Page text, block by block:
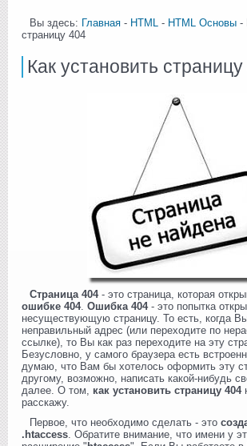
Вы здесь: Главная - HTML - HTML Основы -
страницу 404
Как установить
Страница 404- это страница, которая
ошибке 404. Ошибка 404- это попытка
несуществующую страницу. То есть, когда
неправильный адрес (или переходите по
ссылке), то Вы как раз переходите на эту
Безусловно, у самого браузера есть
думаю, что Вам бы хотелось оформить эту
другому, возможно, написать какой-нибудь
далее. О том, как установить страницу 404
расскажу.
Первое, что необходимо сделать - это
.htaccess . Обратите внимание, что имени у